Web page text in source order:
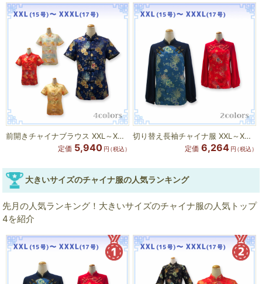
前開きチャイナブラウス XXL～XXXLサイズ
定価 5,940円（税込）
切り替え長袖チャイナ服 XXL～XXXLサイズ
定価 6,264円（税込）
大きいサイズのチャイナ服の人気ランキング
先月の人気ランキング！大きいサイズのチャイナ服の人気トップ
4を紹介